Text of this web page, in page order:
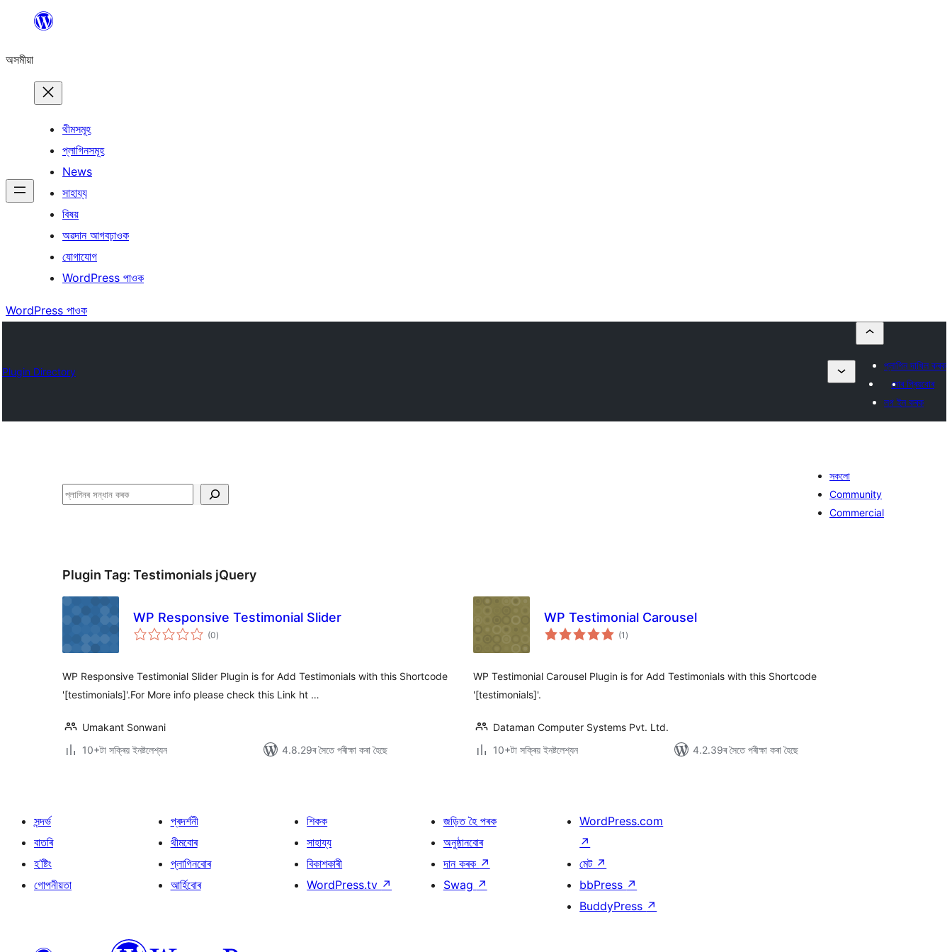
বিষয়বস্তুলৈ
অসমীয়া
থীমসমূহ
প্লাগিনসমূহ
News
সাহায্য
বিষয়
অৱদান আগবঢ়াওক
যোগাযোগ
WordPress পাওক
WordPress পাওক
Plugin Directory
প্লাগিন দাখিল কৰক
মোৰ প্ৰিয়বোৰ
লগ ইন কৰক
সন্ধান
সকলো
Community
Commercial
Plugin Tag: Testimonials jQuery
WP Responsive Testimonial Slider
(0টা
মুঠ)
WP Responsive Testimonial Slider Plugin is for Add Testimonials with this Shortcode
'[testimonials]'.For More info please check this Link ht …
Umakant Sonwani
10+টা সক্ৰিয় ইনষ্টলেশ্যন
4.8.29ৰ সৈতে পৰীক্ষা কৰা হৈছে
WP Testimonial Carousel
(1 টা
মুঠ)
WP Testimonial Carousel Plugin is for Add Testimonials with this Shortcode
'[testimonials]'.
Dataman Computer Systems Pvt. Ltd.
10+টা সক্ৰিয় ইনষ্টলেশ্যন
4.2.39ৰ সৈতে পৰীক্ষা কৰা হৈছে
সন্দৰ্ভ
বাতৰি
হ’ষ্টিং
গোপনীয়তা
প্ৰদৰ্শনী
থীমবোৰ
প্লাগিনবোৰ
আৰ্হিবোৰ
শিকক
সাহায্য
বিকাশকাৰী
WordPress.tv ↗
জড়িত হৈ পৰক
অনুষ্ঠানবোৰ
দান কৰক ↗
Swag ↗
WordPress.com
↗
মেট ↗
bbPress ↗
BuddyPress ↗